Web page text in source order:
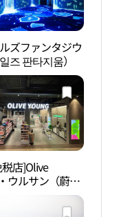
ズファンタジウ
즈 판타지움）
店]Olive
ウルサン（蔚
ンソンドウォン店
영 울산신선도원